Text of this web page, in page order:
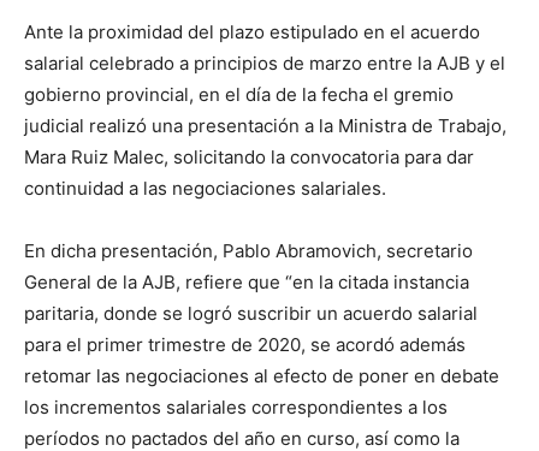
Ante la proximidad del plazo estipulado en el acuerdo
salarial celebrado a principios de marzo entre la AJB y el
gobierno provincial, en el día de la fecha el gremio
judicial realizó una presentación a la Ministra de Trabajo,
Mara Ruiz Malec, solicitando la convocatoria para dar
continuidad a las negociaciones salariales.
En dicha presentación, Pablo Abramovich, secretario
General de la AJB, refiere que “en la citada instancia
paritaria, donde se logró suscribir un acuerdo salarial
para el primer trimestre de 2020, se acordó además
retomar las negociaciones al efecto de poner en debate
los incrementos salariales correspondientes a los
períodos no pactados del año en curso, así como la